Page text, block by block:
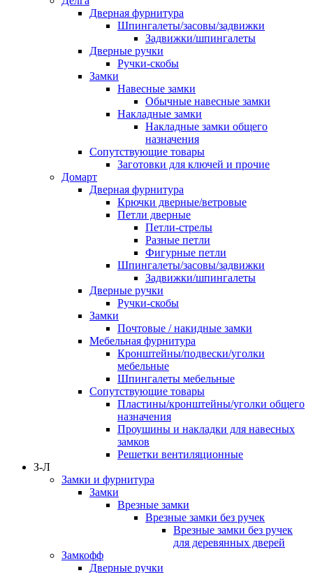
Дверная фурнитура
Шпингалеты/засовы/задвижки
Задвижки/шпингалеты
Дверные ручки
Ручки-скобы
Замки
Навесные замки
Обычные навесные замки
Накладные замки
Накладные замки общего
назначения
Сопутствующие товары
Заготовки для ключей и прочие
Домарт
Дверная фурнитура
Крючки дверные/ветровые
Петли дверные
Петли-стрелы
Разные петли
Фигурные петли
Шпингалеты/засовы/задвижки
Задвижки/шпингалеты
Дверные ручки
Ручки-скобы
Замки
Почтовые / накидные замки
Мебельная фурнитура
Кронштейны/подвески/уголки
мебельные
Шпингалеты мебельные
Сопутствующие товары
Пластины/кронштейны/уголки общего
назначения
Проушины и накладки для навесных
замков
Решетки вентиляционные
З-Л
Замки и фурнитура
Замки
Врезные замки
Врезные замки без ручек
Врезные замки без ручек
для деревянных дверей
Замкофф
Дверные ручки